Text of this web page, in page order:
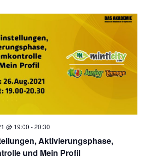
@ 19:00 -20:30
Aktivierungsphase,
und Mein Profil